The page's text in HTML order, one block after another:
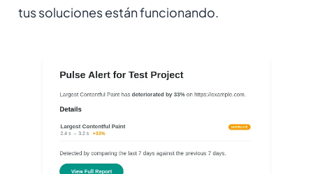
tus soluciones están funcionando.